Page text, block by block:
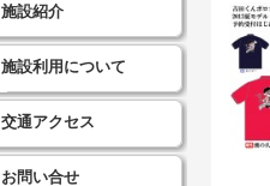
施設紹介
施設利用について
交通アクセス
お問い合せ